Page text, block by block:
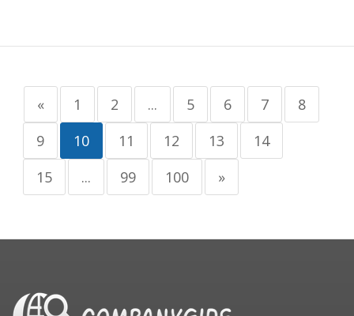
« 1 2 ... 5 6 7
8
9
10 11 12 13
14
15
... 99 100 »